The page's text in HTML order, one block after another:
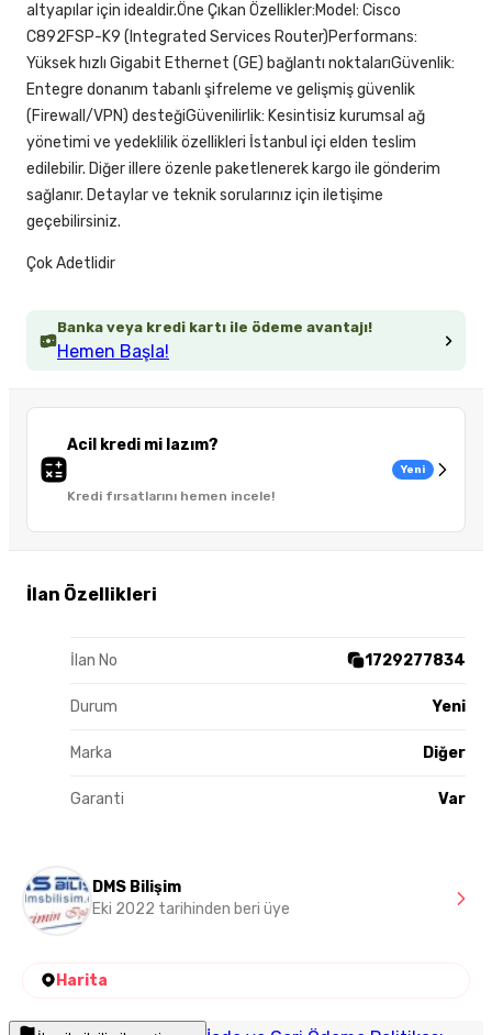
Banka veya kredi kartı ile ödeme avantajı!
Hemen Başla!
Acil kredi mi lazım?
Kredi fırsatlarını hemen incele!
Yeni
İlan Özellikleri
İlan No 1729277834
Durum Yeni
Marka Diğer
Garanti Var
altyapılar için idealdir.Öne Çıkan Özellikler:Model: Cisco
C892FSP-K9 (Integrated Services Router)Performans:
Yüksek hızlı Gigabit Ethernet (GE) bağlantı noktalarıGüvenlik:
Entegre donanım tabanlı şifreleme ve gelişmiş güvenlik
(Firewall/VPN) desteğiGüvenilirlik: Kesintisiz kurumsal ağ
yönetimi ve yedeklilik özellikleri İstanbul içi elden teslim
edilebilir. Diğer illere özenle paketlenerek kargo ile gönderim
sağlanır. Detaylar ve teknik sorularınız için iletişime
geçebilirsiniz.
Çok Adetlidir
DMS Bilişim
Eki 2022 tarihinden beri üye
Harita